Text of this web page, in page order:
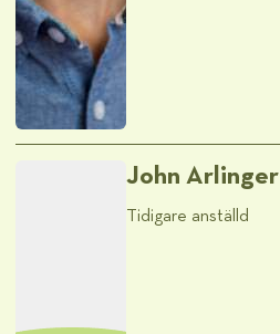
John Arlinger
Tidigare anställd